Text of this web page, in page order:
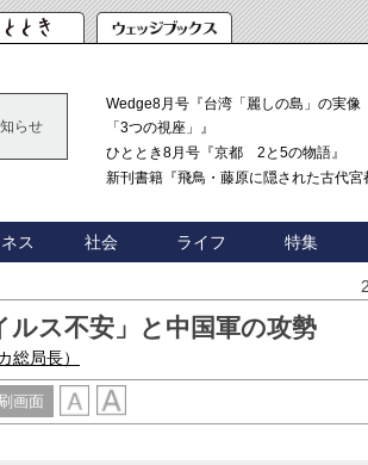
らせ
Wedge8月号『台湾「麗しの島」の実
「3つの視座」』
ひととき8月号『京都 2と5の物語』
新刊書籍『飛鳥・藤原に隠された古代宮
ス 社会 ライフ 特集
ス不安」と中国軍の攻勢
総局長）
画面